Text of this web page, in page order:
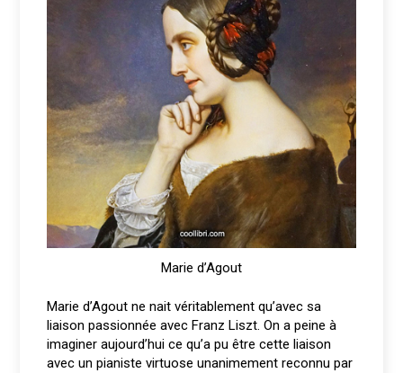
Marie d’Agout
Marie d’Agout ne nait véritablement qu’avec sa
liaison passionnée avec Franz Liszt. On a peine à
imaginer aujourd’hui ce qu’a pu être cette liaison
avec un pianiste virtuose unanimement reconnu par